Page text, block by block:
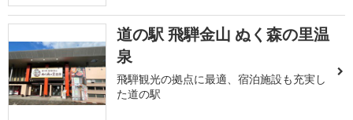
道の駅 飛騨金山 ぬく森の里温
泉
飛騨観光の拠点に最適、宿泊施設も充実し
た道の駅